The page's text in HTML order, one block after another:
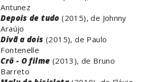
Antunez
Depois de tudo (2015), de Johnny
Araújo
Divã a dois (2015), de Paulo
Fontenelle
Crô - O filme (2013), de Bruno
Barreto